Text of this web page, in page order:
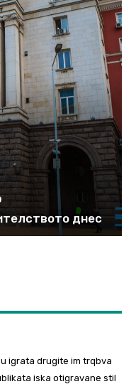
днес
igrata drugite im trqbva
iska otigravane stil